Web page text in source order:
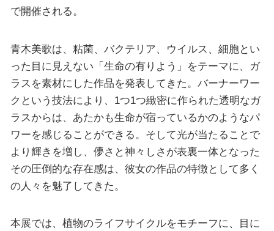
で開催される。
青木美歌は、粘菌、バクテリア、ウイルス、細胞とい
った目に見えない「生命の有りよう」をテーマに、ガ
ラスを素材にした作品を発表してきた。バーナーワー
クという技法により、1つ1つ緻密に作られた透明なガ
ラスからは、あたかも生命が宿っているかのようなパ
ワーを感じることができる。そして光が当たることで
より輝きを増し、儚さと神々しさが表裏一体となった
その圧倒的な存在感は、彼女の作品の特徴として多く
の人々を魅了してきた。
本展では、植物のライフサイクルをモチーフに、目に